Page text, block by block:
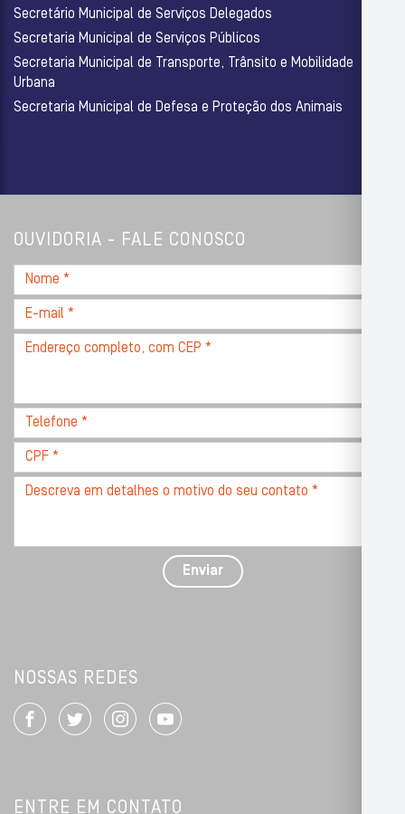
Secretário Municipal de Serviços Delegados
Secretaria Municipal de Serviços Públicos
Secretaria Municipal de Transporte, Trânsito e Mobilidade
Urbana
Secretaria Municipal de Defesa e Proteção dos Animais
OUVIDORIA - FALE CONOSCO
Nome
*
E-
mail
Endereço
CEP
Telefone
*
CPF
*
Descreva
com
Enviar
NOSSAS REDES
ENTRE EM CONTATO